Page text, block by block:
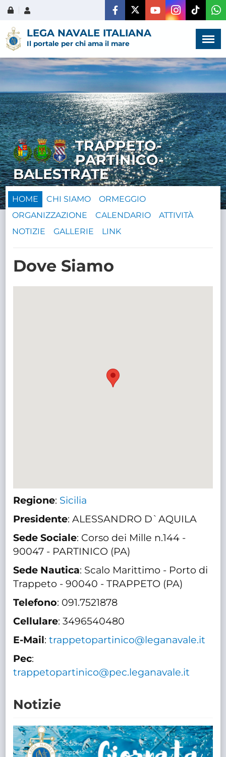
LEGA NAVALE ITALIANA
Il portale per chi ama il mare
TRAPPETO-
PARTINICO-
BALESTRATE
HOME CHI SIAMO
ORMEGGIO
ORGANIZZAZIONE
CALENDARIO
ATTIVITÀ
NOTIZIE
GALLERIE LINK
Dove Siamo
Regione: Sicilia
Presidente: ALESSANDRO D`AQUILA
Sede Sociale: Corso dei Mille n.144 -
90047 - PARTINICO (PA)
Sede Nautica: Scalo Marittimo - Porto di
Trappeto - 90040 - TRAPPETO (PA)
Telefono: 091.7521878
Cellulare: 3496540480
E-Mail:trappetopartinico@leganavale.it
Pec:
trappetopartinico@pec.leganavale.it
Notizie
Menù ×
HOME
CHI SIAMO
LA VITA
DELL'ASSOCIAZIONE
COMUNICAZIONE,
PROGETTI ED EDITORIA
TRASPARENTE